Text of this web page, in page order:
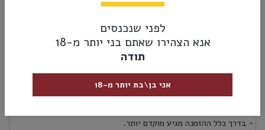
מק”ט:7290015434607
- בדרך כלל ההזמנה מגיע מוקדם יותר.
לפני שנכנסים
אנא הצהירו שאתם בני יותר מ-18
תודה
אני בן\בת יותר מ-18